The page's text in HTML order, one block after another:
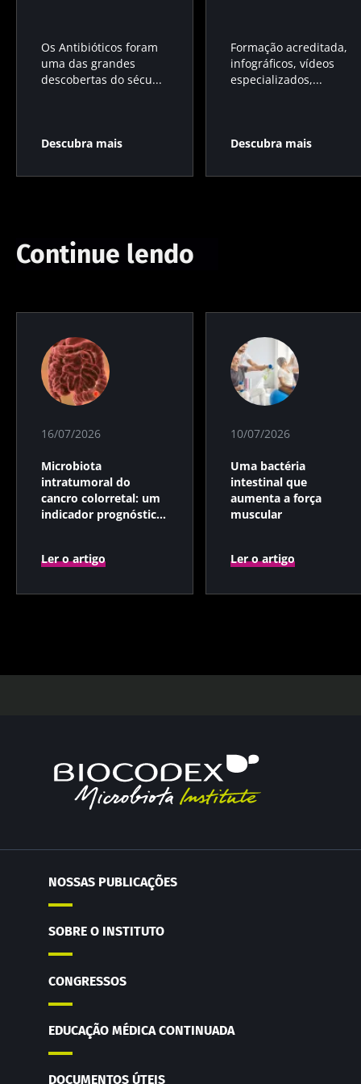
Os Antibióticos foram
uma das grandes
descobertas do sécu...
Descubra mais
Formação acreditada,
infográficos, vídeos
especializados,...
Descubra mais
Continue lendo
16/07/2026
Microbiota
intratumoral do
cancro colorretal: um
indicador prognóstico
Ler o artigo
10/07/2026
Uma bactéria
intestinal que
aumenta a força
muscular
Ler o artigo
NOSSAS PUBLICAÇÕES
SOBRE O INSTITUTO
CONGRESSOS
EDUCAÇÃO MÉDICA CONTINUADA
DOCUMENTOS ÚTEIS